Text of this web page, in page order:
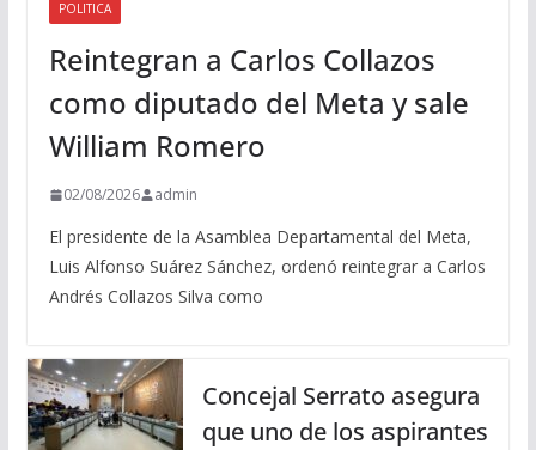
POLITICA
Reintegran a Carlos Collazos
como diputado del Meta y sale
William Romero
02/08/2026 admin
El presidente de la Asamblea Departamental del Meta,
Luis Alfonso Suárez Sánchez, ordenó reintegrar a Carlos
Andrés Collazos Silva como
Concejal Serrato asegura
que uno de los aspirantes